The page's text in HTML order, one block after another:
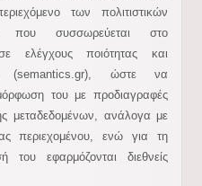
των πολιτιστικών
που συσσωρεύεται στο
ελέγχους ποιότητας και
(semantics.gr), ώστε να
του με προδιαγραφές
μεταδεδομένων, ανάλογα με
περιεχομένου, ενώ για τη
εφαρμόζονται διεθνείς